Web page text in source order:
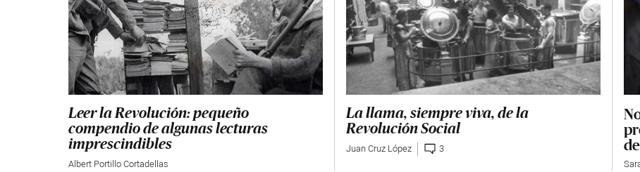
Leer la Revolución: pequeño
compendio de algunas lecturas
imprescindibles
Albert Portillo Cortadellas
La llama, siempre viva, de la
Revolución Social
Juan Cruz López 3